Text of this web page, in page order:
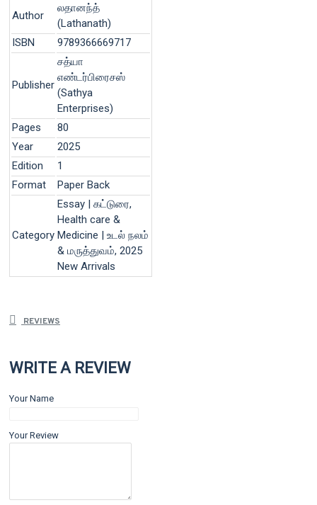
Author
லதானந்த்
(Lathanath)
ISBN
9789366669717
Publisher
சத்யா
எண்டர்பிரைசஸ்
(Sathya
Enterprises)
Pages
80
Year
2025
Edition
1
Format
Paper Back
Category
Essay | கட்டுரை,
Health care &
Medicine | உடல் நலம்
& மருத்துவம், 2025
New Arrivals
REVIEWS
WRITE A REVIEW
Your Name
Your Review